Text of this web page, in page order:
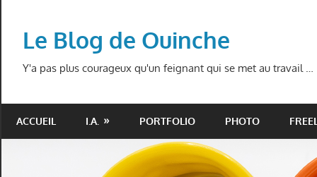
contentLe Blog de Ouinche
Y'a pas plus courageux qu'un feignant qui se met au travail …
ACCUEIL I.A. PORTFOLIO PHOTO